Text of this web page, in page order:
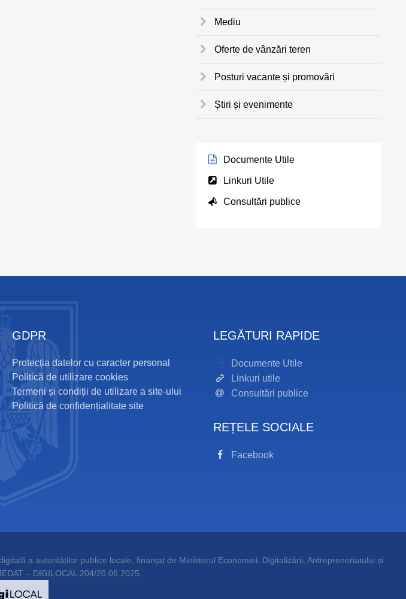
Mediu
Oferte de vânzări teren
Posturi vacante și promovări
Știri și evenimente
Documente Utile
Linkuri Utile
Consultări publice
GDPR
Protecția datelor cu caracter personal
Politică de utilizare cookies
Termeni și condiții de utilizare a site-ului
Politică de confidențialitate site
LEGĂTURI RAPIDE
Documente Utile
Linkuri utile
Consultări publice
REȚELE SOCIALE
Facebook
a autorităților publice locale, finanțat de Ministerul Economiei, Digitalizării, Antreprenoriatului și
– DIGILOCAL 204/20.06.2025.